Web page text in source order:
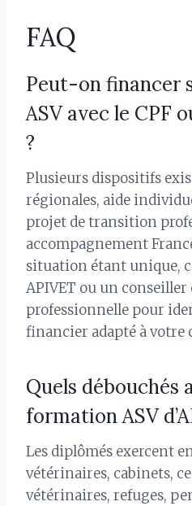
FAQ
Peut-on financer
ASV avec le CPF
?
Plusieurs dispositifs
régionales, aide
projet de transition
accompagnement
situation étant unique,
APIVET ou un
professionnelle pour
financier adapté à votre
Quels débouchés
formation ASV
Les diplômés exercent
vétérinaires, cabinets,
vétérinaires, refuges,